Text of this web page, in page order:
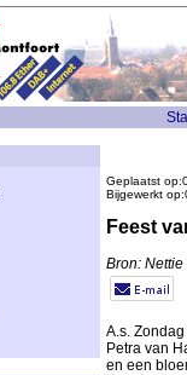
Geplaatst
Bijgewerkt
Feest
Bron:
A.s.
Petra van
en een